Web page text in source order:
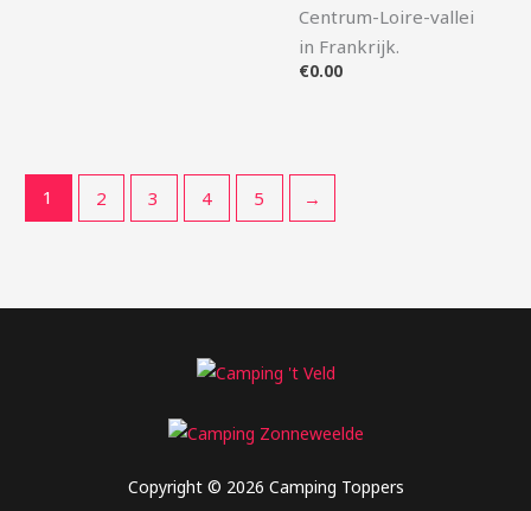
Centrum-Loire-vallei
in Frankrijk.
€0.00
1 2 3 4 5 →
Copyright © 2026 Camping Toppers